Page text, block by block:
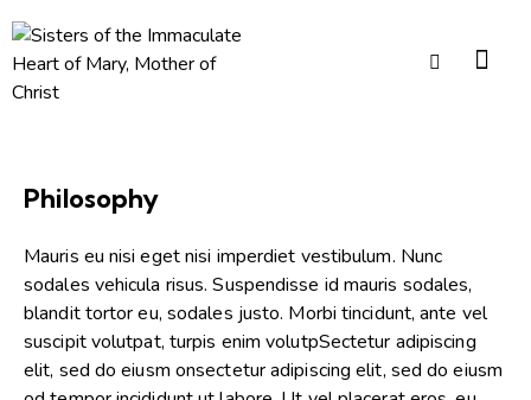
Philosophy
Mauris eu nisi eget nisi imperdiet vestibulum. Nunc
sodales vehicula risus. Suspendisse id mauris sodales,
blandit tortor eu, sodales justo. Morbi tincidunt, ante vel
suscipit volutpat, turpis enim volutpSectetur adipiscing
elit, sed do eiusm onsectetur adipiscing elit, sed do eiusm